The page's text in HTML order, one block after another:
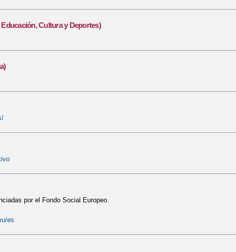
Cultura y Deportes)
por el Fondo Social Europeo.
es